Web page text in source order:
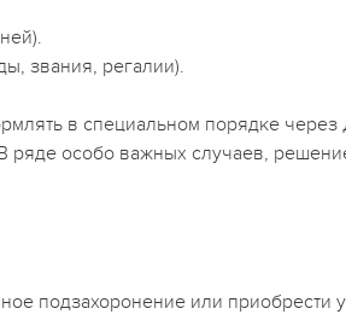
звания, регалии).
в специальном порядке через
особо важных случаев,
подзахоронение или